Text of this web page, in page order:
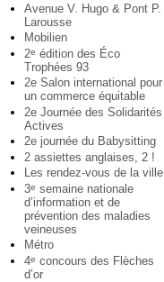
Avenue V. Hugo & Pont P.
Larousse
Mobilien
2e édition des Éco
Trophées 93
2e Salon international pour
un commerce équitable
2e Journée des Solidarités
Actives
2e journée du Babysitting
2 assiettes anglaises, 2 !
Les rendez-vous de la ville
3e semaine nationale
d’information et de
prévention des maladies
veineuses
Métro
4e concours des Flèches
d’or